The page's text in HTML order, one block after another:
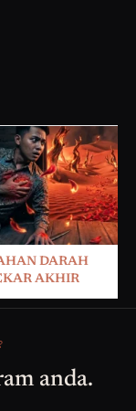
DARAH
AKHIR
anda.